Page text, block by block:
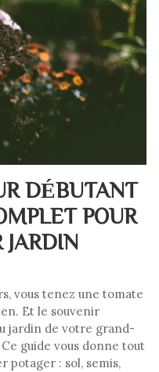
DÉBUTANT
POUR
JARDIN
vous tenez une tomate
Et le souvenir
jardin de votre grand-
guide vous donne tout
potager : sol, semis,